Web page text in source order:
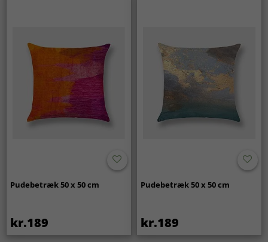
Pudebetræk 50 x 50 cm
kr.189
Pudebetræk 50 x 50 cm
kr.189